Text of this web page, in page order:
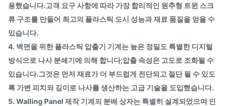
용했습니다.고객 요구 사항에 따라 가장 합리적인 원추형 트윈 스크
류 구조를 만들어 최고의 플라스틱 도시 성능과 재료 품질을 얻을 수
있습니다.
4. 벽면을 위한 플라스틱 압출기 기계는 높은 정밀도 특별한 디지털
방식으로 나사 분쇄기에 의해 합니다;압출 속성은 고도로 조화될 수
있습니다.그것은 먼저 재료가 더 부드럽게 전단되고 절단 될 수 있도
록 가변 피치와 깊이로 나사를 생산하는 고급 기술을 도입했습니다.
5. Walling Panel 제작 기계의 분배 상자는 특별히 설계되었으며 인